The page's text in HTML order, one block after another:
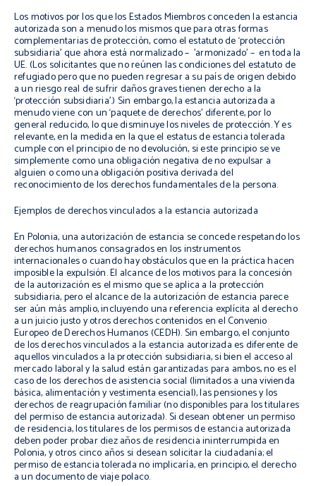
Los motivos por los que los Estados Miembros conceden la estancia
autorizada son a menudo los mismos que para otras formas
complementarias de protección, como el estatuto de ‘protección
subsidiaria’ que ahora está normalizado ​– 'armonizado' ​– en toda la
UE. (Los solicitantes que no reúnen las condiciones del estatuto de
refugiado pero que no pueden regresar a su país de origen debido
a un riesgo real de sufrir daños graves tienen derecho a la
‘protección subsidiaria’.) Sin embargo, la estancia autorizada a
menudo viene con un ‘paquete de derechos’ diferente, por lo
general reducido, lo que disminuye los niveles de protección. Y es
relevante, en la medida en la que el estatus de estancia tolerada
cumple con el principio de no devolución, si este principio se ve
simplemente como una obligación negativa de no expulsar a
alguien o como una obligación positiva derivada del
reconocimiento de los derechos fundamentales de la persona.
Ejemplos de derechos vinculados a la estancia autorizada
En Polonia, una autorización de estancia se concede respetando los
derechos humanos consagrados en los instrumentos
internacionales o cuando hay obstáculos que en la práctica hacen
imposible la expulsión. El alcance de los motivos para la concesión
de la autorización es el mismo que se aplica a la protección
subsidiaria, pero el alcance de la autorización de estancia parece
ser aún más amplio, incluyendo una referencia explícita al derecho
a un juicio justo y otros derechos contenidos en el Convenio
Europeo de Derechos Humanos (CEDH). Sin embargo, el conjunto
de los derechos vinculados a la estancia autorizada es diferente de
aquellos vinculados a la protección subsidiaria, si bien el acceso al
mercado laboral y la salud están garantizadas para ambos, no es el
caso de los derechos de asistencia social (limitados a una vivienda
básica, alimentación y vestimenta esencial), las pensiones y los
derechos de reagrupación familiar (no disponibles para los titulares
del permiso de estancia autorizada). Si desean obtener un permiso
de residencia, los titulares de los permisos de estancia autorizada
deben poder probar diez años de residencia ininterrumpida en
Polonia, y otros cinco años si desean solicitar la ciudadanía; el
permiso de estancia tolerada no implicaría, en principio, el derecho
a un documento de viaje polaco.